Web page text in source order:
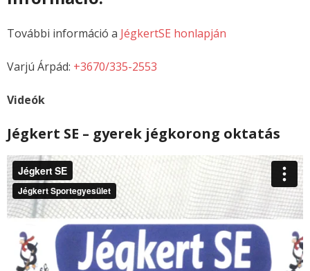
További információ a JégkertSE honlapján
Varjú Árpád: +3670/335-2553
Videók
Jégkert SE – gyerek jégkorong oktatás